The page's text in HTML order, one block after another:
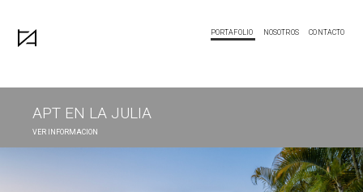
PORTAFOLIO NOSOTROS CONTACTO
APT EN LA JULIA
VER INFORMACION